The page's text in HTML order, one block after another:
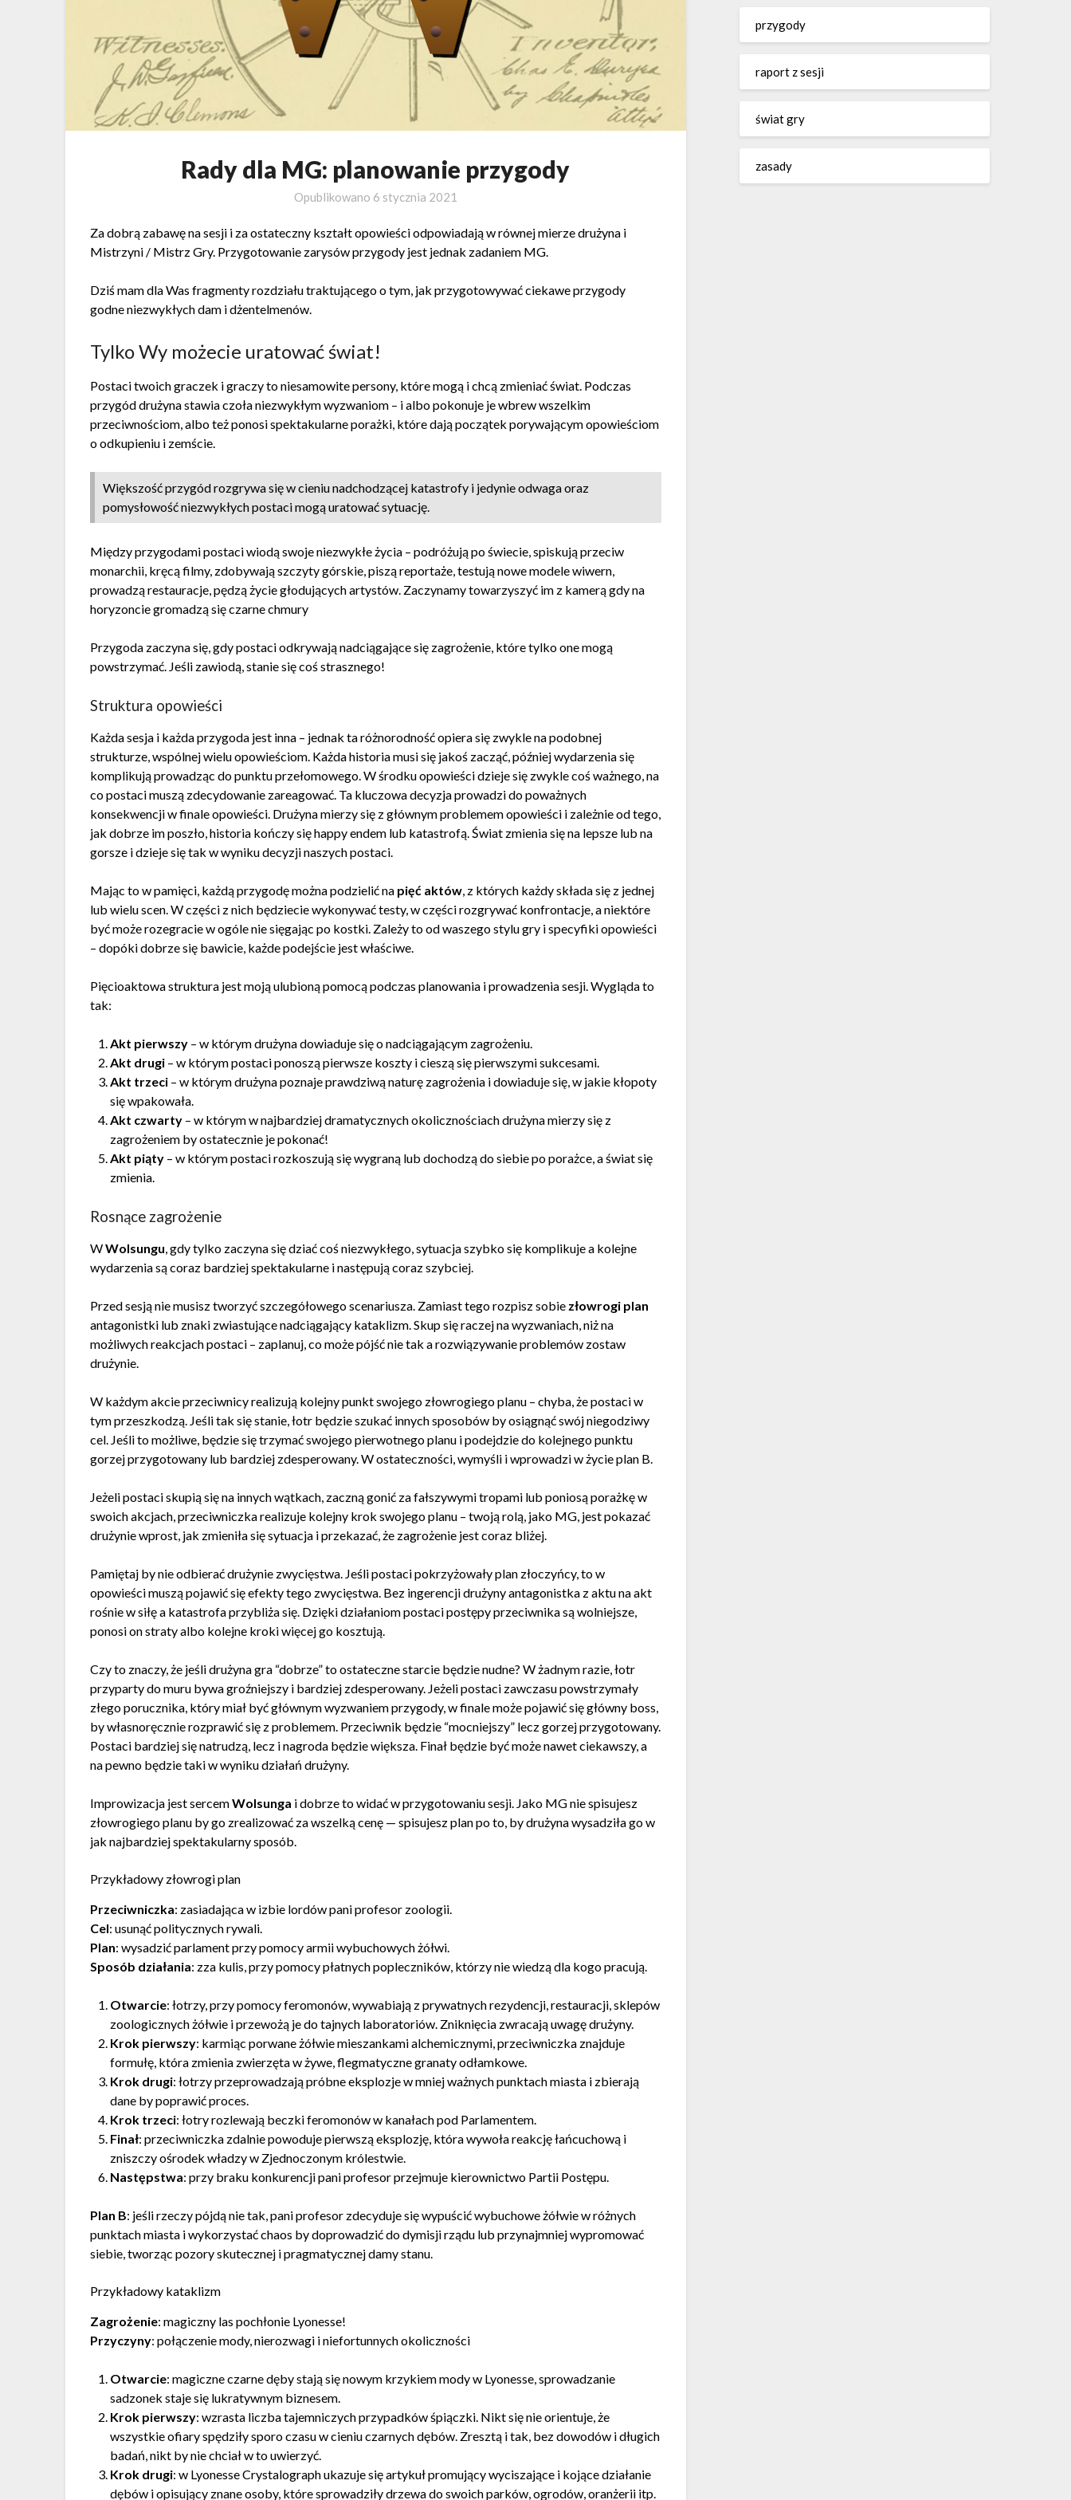
Rady dla MG: planowanie przygody
Opublikowano 6 stycznia 2021
Za dobrą zabawę na sesji i za ostateczny kształt opowieści odpowiadają w równej mierze drużyna i
Mistrzyni / Mistrz Gry. Przygotowanie zarysów przygody jest jednak zadaniem MG.
Dziś mam dla Was fragmenty rozdziału traktującego o tym, jak przygotowywać ciekawe przygody
godne niezwykłych dam i dżentelmenów.
Tylko Wy możecie uratować świat!
Postaci twoich graczek i graczy to niesamowite persony, które mogą i chcą zmieniać świat. Podczas
przygód drużyna stawia czoła niezwykłym wyzwaniom – i albo pokonuje je wbrew wszelkim
przeciwnościom, albo też ponosi spektakularne porażki, które dają początek porywającym opowieściom
o odkupieniu i zemście.
Większość przygód rozgrywa się w cieniu nadchodzącej katastrofy i jedynie odwaga oraz
pomysłowość niezwykłych postaci mogą uratować sytuację.
Między przygodami postaci wiodą swoje niezwykłe życia – podróżują po świecie, spiskują przeciw
monarchii, kręcą filmy, zdobywają szczyty górskie, piszą reportaże, testują nowe modele wiwern,
prowadzą restauracje, pędzą życie głodujących artystów. Zaczynamy towarzyszyć im z kamerą gdy na
horyzoncie gromadzą się czarne chmury
Przygoda zaczyna się, gdy postaci odkrywają nadciągające się zagrożenie, które tylko one mogą
powstrzymać. Jeśli zawiodą, stanie się coś strasznego!
Struktura opowieści
Każda sesja i każda przygoda jest inna – jednak ta różnorodność opiera się zwykle na podobnej
strukturze, wspólnej wielu opowieściom. Każda historia musi się jakoś zacząć, później wydarzenia się
komplikują prowadząc do punktu przełomowego. W środku opowieści dzieje się zwykle coś ważnego, na
co postaci muszą zdecydowanie zareagować. Ta kluczowa decyzja prowadzi do poważnych
konsekwencji w finale opowieści. Drużyna mierzy się z głównym problemem opowieści i zależnie od tego,
jak dobrze im poszło, historia kończy się happy endem lub katastrofą. Świat zmienia się na lepsze lub na
gorsze i dzieje się tak w wyniku decyzji naszych postaci.
Mając to w pamięci, każdą przygodę można podzielić na pięć aktów , z których każdy składa się z jednej
lub wielu scen. W części z nich będziecie wykonywać testy, w części rozgrywać konfrontacje, a niektóre
być może rozegracie w ogóle nie sięgając po kostki. Zależy to od waszego stylu gry i specyfiki opowieści
– dopóki dobrze się bawicie, każde podejście jest właściwe.
Pięcioaktowa struktura jest moją ulubioną pomocą podczas planowania i prowadzenia sesji. Wygląda to
tak:
Akt pierwszy – w którym drużyna dowiaduje się o nadciągającym zagrożeniu.
Akt drugi – w którym postaci ponoszą pierwsze koszty i cieszą się pierwszymi sukcesami.
Akt trzeci – w którym drużyna poznaje prawdziwą naturę zagrożenia i dowiaduje się, w jakie kłopoty
się wpakowała.
Akt czwarty – w którym w najbardziej dramatycznych okolicznościach drużyna mierzy się z
zagrożeniem by ostatecznie je pokonać!
Akt piąty – w którym postaci rozkoszują się wygraną lub dochodzą do siebie po porażce, a świat się
zmienia.
Rosnące zagrożenie
WWolsungu , gdy tylko zaczyna się dziać coś niezwykłego, sytuacja szybko się komplikuje a kolejne
wydarzenia są coraz bardziej spektakularne i następują coraz szybciej.
Przed sesją nie musisz tworzyć szczegółowego scenariusza. Zamiast tego rozpisz sobie złowrogi plan
antagonistki lub znaki zwiastujące nadciągający kataklizm. Skup się raczej na wyzwaniach, niż na
możliwych reakcjach postaci – zaplanuj, co może pójść nie tak a rozwiązywanie problemów zostaw
drużynie.
W każdym akcie przeciwnicy realizują kolejny punkt swojego złowrogiego planu – chyba, że postaci w
tym przeszkodzą. Jeśli tak się stanie, łotr będzie szukać innych sposobów by osiągnąć swój niegodziwy
cel. Jeśli to możliwe, będzie się trzymać swojego pierwotnego planu i podejdzie do kolejnego punktu
gorzej przygotowany lub bardziej zdesperowany. W ostateczności, wymyśli i wprowadzi w życie plan B.
Jeżeli postaci skupią się na innych wątkach, zaczną gonić za fałszywymi tropami lub poniosą porażkę w
swoich akcjach, przeciwniczka realizuje kolejny krok swojego planu – twoją rolą, jako MG, jest pokazać
drużynie wprost, jak zmieniła się sytuacja i przekazać, że zagrożenie jest coraz bliżej.
Pamiętaj by nie odbierać drużynie zwycięstwa. Jeśli postaci pokrzyżowały plan złoczyńcy, to w
opowieści muszą pojawić się efekty tego zwycięstwa. Bez ingerencji drużyny antagonistka z aktu na akt
rośnie w siłę a katastrofa przybliża się. Dzięki działaniom postaci postępy przeciwnika są wolniejsze,
ponosi on straty albo kolejne kroki więcej go kosztują.
Czy to znaczy, że jeśli drużyna gra “dobrze” to ostateczne starcie będzie nudne? W żadnym razie, łotr
przyparty do muru bywa groźniejszy i bardziej zdesperowany. Jeżeli postaci zawczasu powstrzymały
złego porucznika, który miał być głównym wyzwaniem przygody, w finale może pojawić się główny boss,
by własnoręcznie rozprawić się z problemem. Przeciwnik będzie “mocniejszy” lecz gorzej przygotowany.
Postaci bardziej się natrudzą, lecz i nagroda będzie większa. Finał będzie być może nawet ciekawszy, a
na pewno będzie taki w wyniku działań drużyny.
Improwizacja jest sercemWolsunga i dobrze to widać w przygotowaniu sesji. Jako MG nie spisujesz
złowrogiego planu by go zrealizować za wszelką cenę — spisujesz plan po to, by drużyna wysadziła go w
jak najbardziej spektakularny sposób.
Przykładowy złowrogi plan
Przeciwniczka: zasiadająca w izbie lordów pani profesor zoologii.
Cel: usunąć politycznych rywali.
Plan: wysadzić parlament przy pomocy armii wybuchowych żółwi.
Sposób działania: zza kulis, przy pomocy płatnych popleczników, którzy nie wiedzą dla kogo pracują.
Otwarcie: łotrzy, przy pomocy feromonów, wywabiają z prywatnych rezydencji, restauracji, sklepów
zoologicznych żółwie i przewożą je do tajnych laboratoriów. Zniknięcia zwracają uwagę drużyny.
Krok pierwszy: karmiąc porwane żółwie mieszankami alchemicznymi, przeciwniczka znajduje
formułę, która zmienia zwierzęta w żywe, flegmatyczne granaty odłamkowe.
Krok drugi: łotrzy przeprowadzają próbne eksplozje w mniej ważnych punktach miasta i zbierają
dane by poprawić proces.
Krok trzeci: łotry rozlewają beczki feromonów w kanałach pod Parlamentem.
Finał: przeciwniczka zdalnie powoduje pierwszą eksplozję, która wywoła reakcję łańcuchową i
zniszczy ośrodek władzy w Zjednoczonym królestwie.
Następstwa: przy braku konkurencji pani profesor przejmuje kierownictwo Partii Postępu.
Plan B: jeśli rzeczy pójdą nie tak, pani profesor zdecyduje się wypuścić wybuchowe żółwie w różnych
punktach miasta i wykorzystać chaos by doprowadzić do dymisji rządu lub przynajmniej wypromować
siebie, tworząc pozory skutecznej i pragmatycznej damy stanu.
Przykładowy kataklizm
Zagrożenie: magiczny las pochłonie Lyonesse!
Przyczyny: połączenie mody, nierozwagi i niefortunnych okoliczności
Otwarcie: magiczne czarne dęby stają się nowym krzykiem mody w Lyonesse, sprowadzanie
sadzonek staje się lukratywnym biznesem.
Krok pierwszy: wzrasta liczba tajemniczych przypadków śpiączki. Nikt się nie orientuje, że
wszystkie ofiary spędziły sporo czasu w cieniu czarnych dębów. Zresztą i tak, bez dowodów i długich
badań, nikt by nie chciał w to uwierzyć.
Krok drugi: w Lyonesse Crystalograph ukazuje się artykuł promujący wyciszające i kojące działanie
dębów i opisujący znane osoby, które sprowadziły drzewa do swoich parków, ogrodów, oranżerii itp.
przygody
raport z sesji
świat gry
zasady